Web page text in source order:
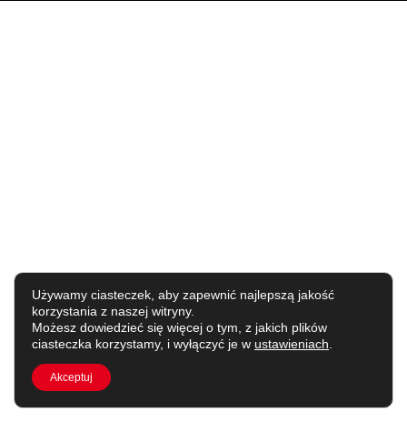
Używamy ciasteczek, aby zapewnić najlepszą jakość
korzystania z naszej witryny.
Możesz dowiedzieć się więcej o tym, z jakich plików
ciasteczka korzystamy, i wyłączyć je w ustawieniach
Akceptuj